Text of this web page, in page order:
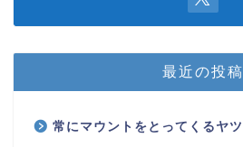
最近の投稿
常にマウントをとってくるヤツ